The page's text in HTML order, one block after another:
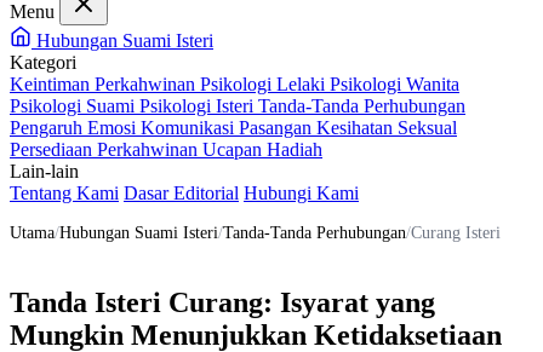
Menu
Hubungan Suami Isteri
Kategori
Keintiman Perkahwinan Psikologi Lelaki Psikologi Wanita
Psikologi Suami Psikologi Isteri Tanda-Tanda Perhubungan
Pengaruh Emosi Komunikasi Pasangan Kesihatan Seksual
Persediaan Perkahwinan Ucapan Hadiah
Lain-lain
Tentang Kami Dasar Editorial Hubungi Kami
Utama/Hubungan Suami Isteri/Tanda-Tanda Perhubungan/Curang Isteri
Tanda Isteri Curang: Isyarat yang
Mungkin Menunjukkan Ketidaksetiaan